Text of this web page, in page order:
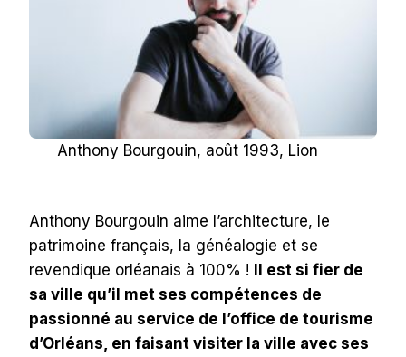
Anthony Bourgouin, août 1993, Lion
Anthony Bourgouin aime l’architecture, le
patrimoine français, la généalogie et se
revendique orléanais à 100% ! Il est si fier de
sa ville qu’il met ses compétences de
passionné au service de l’office de tourisme
d’Orléans, en faisant visiter la ville avec ses